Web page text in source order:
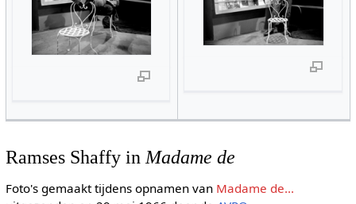
Ramses Shaffy in Madame de
Foto's gemaakt tijdens opnamen van Madame de...